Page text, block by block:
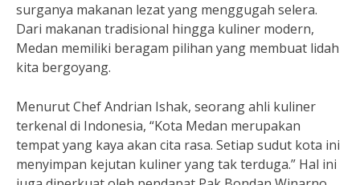
surganya makanan lezat yang menggugah selera.
Dari makanan tradisional hingga kuliner modern,
Medan memiliki beragam pilihan yang membuat lidah
kita bergoyang.
Menurut Chef Andrian Ishak, seorang ahli kuliner
terkenal di Indonesia, “Kota Medan merupakan
tempat yang kaya akan cita rasa. Setiap sudut kota ini
menyimpan kejutan kuliner yang tak terduga.” Hal ini